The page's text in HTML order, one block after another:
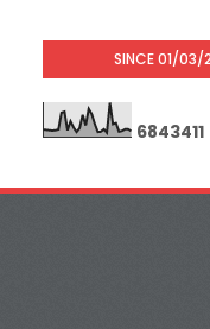
SINCE 01/03/
6843411